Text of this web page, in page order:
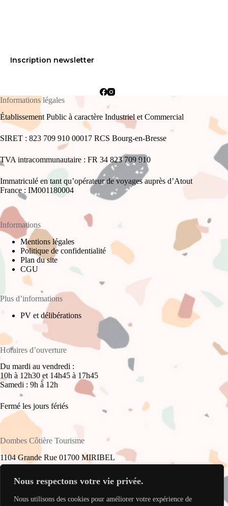
Nous respectons votre vie privée.
Nous utilisons des cookies pour améliorer votre expérience de
Inscription newsletter
Informations légales
Établissement Public à caractère Industriel et Commercial
SIRET : 823 709 910 00017 RCS Bourg-en-Bresse
TVA intracommunautaire : FR 34 823 709 910
Immatriculé en tant qu’opérateur de voyages auprès d’Atout
France : IM001180004
Informations
Mentions légales
Politique de confidentialité
Plan du site
CGU
Plus d’informations
PV et délibérations
Horaires d’ouverture
Du mardi au vendredi :
10h à 12h30 et 14h45 à 17h45
Samedi : 9h à 12h
Fermé les jours fériés
Dombes Côtière Tourisme
1104 Grande Rue 01700 MIRIBEL
+33(0)4 78 55 61 16
accueil@dombes-cotiere-tourisme.fr